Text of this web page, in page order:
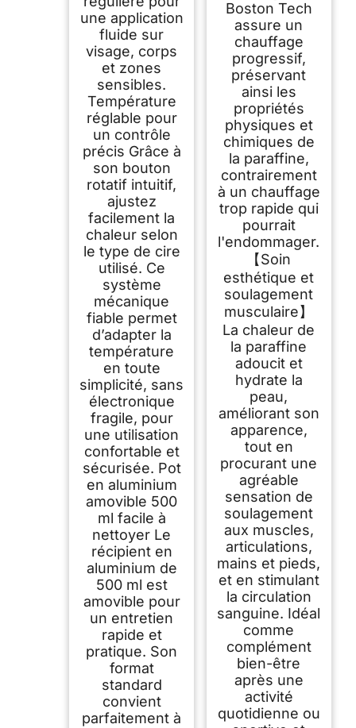
une application
fluide sur
visage, corps
et zones
sensibles.
Température
réglable pour
un contrôle
précis Grâce à
son bouton
rotatif intuitif,
ajustez
facilement la
chaleur selon
le type de cire
utilisé. Ce
système
mécanique
fiable permet
d’adapter la
température
en toute
simplicité, sans
électronique
fragile, pour
une utilisation
confortable et
sécurisée. Pot
en aluminium
amovible 500
ml facile à
nettoyer Le
récipient en
aluminium de
500 ml est
amovible pour
un entretien
rapide et
pratique. Son
format
standard
convient
parfaitement à
Boston Tech
assure un
chauffage
progressif,
préservant
ainsi les
propriétés
physiques et
chimiques de
la paraffine,
contrairement
à un chauffage
trop rapide qui
pourrait
l'endommager.
【Soin
esthétique et
soulagement
musculaire】
La chaleur de
la paraffine
adoucit et
hydrate la
peau,
améliorant son
apparence,
tout en
procurant une
agréable
sensation de
soulagement
aux muscles,
articulations,
mains et pieds,
et en stimulant
la circulation
sanguine. Idéal
comme
complément
bien-être
après une
activité
quotidienne ou